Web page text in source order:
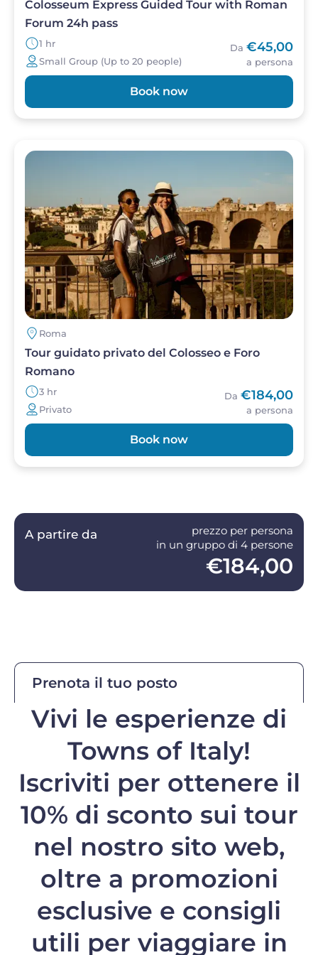
Colosseum Express Guided Tour with Roman
Forum 24h pass
1 hr
Small Group (Up to 20 people)
Da €45,00
a persona
Book now
Image
Roma
Tour guidato privato del Colosseo e Foro
Romano
3 hr
Privato
Da €184,00
a persona
Book now
A partire da
prezzo per persona
in un gruppo di 4 persone
€184,00
Prenota il tuo posto
Vivi le esperienze di
Towns of Italy!
Iscriviti per ottenere il
10% di sconto sui tour
nel nostro sito web,
oltre a promozioni
esclusive e consigli
utili per viaggiare in